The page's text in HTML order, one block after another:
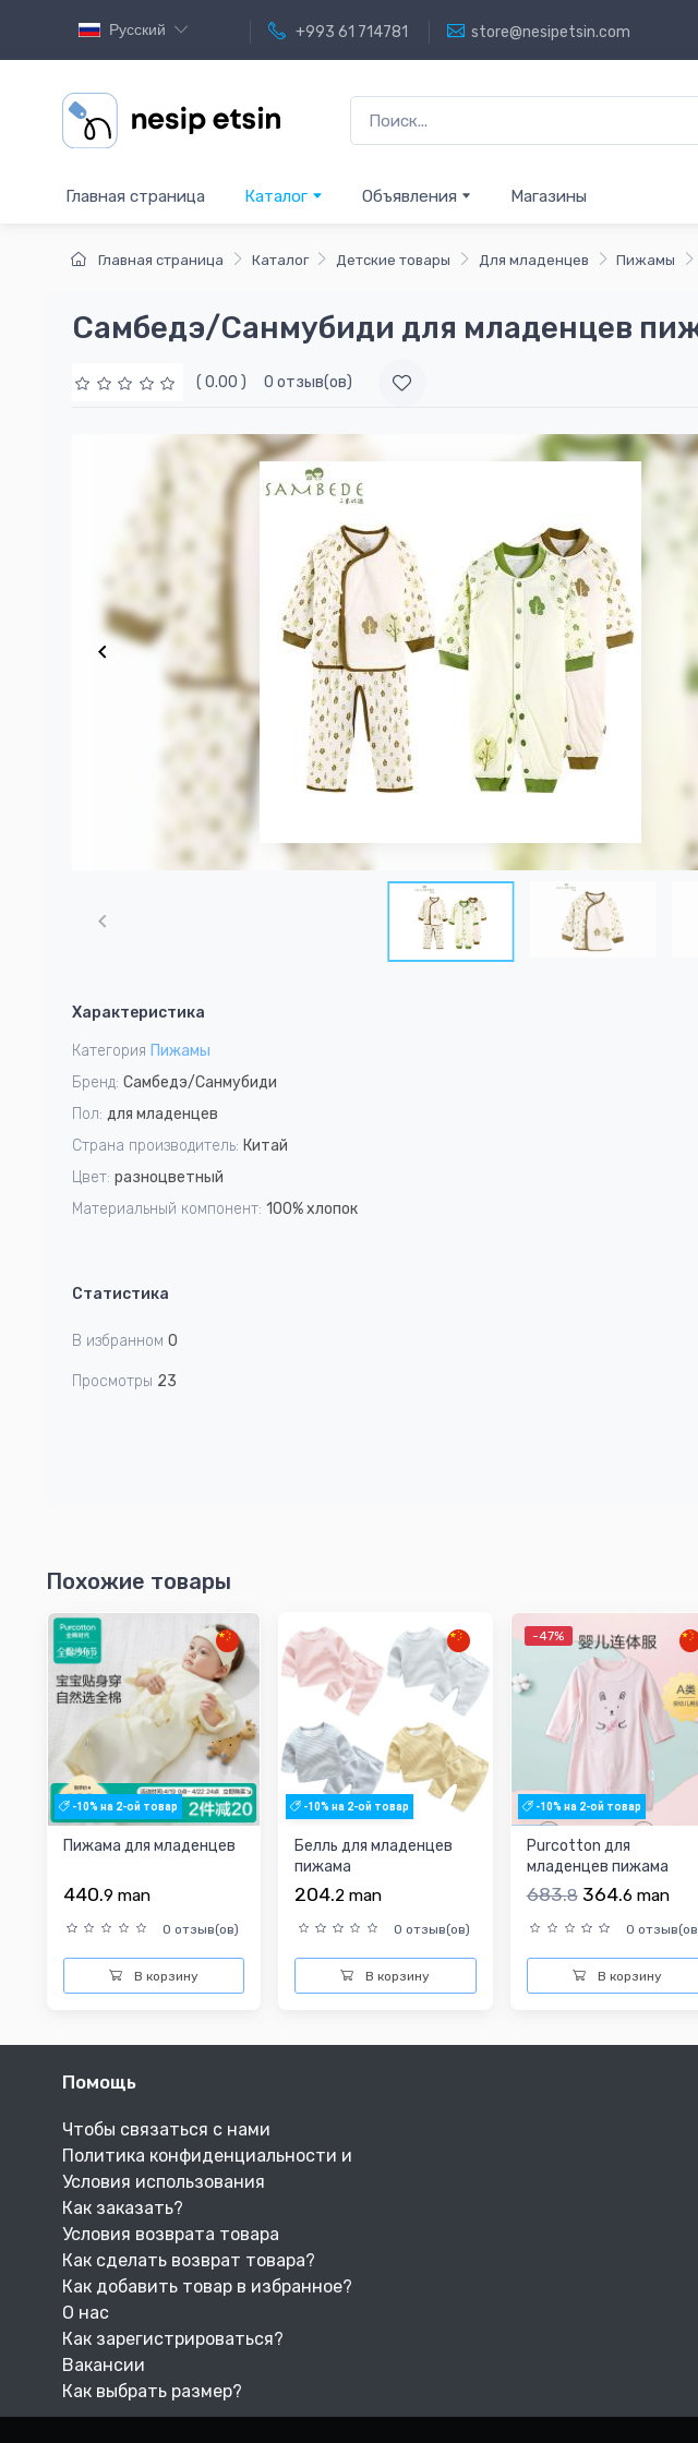
Русский +993 61 714781 store@nesipetsin.com
Главная страница Каталог Объявления Магазины
Главная страница Каталог Детские товары Для младенцев Пижамы
Самбедэ/Санмубиди для младенцев
( 0.00 ) 0 отзыв(ов)
4
Характеристика
Категория Пижамы
Бренд: Самбедэ/Санмубиди
Пол: для младенцев
Страна производитель: Китай
Цвет: разноцветный
Материальный компонент: 100% хлопок
Статистика
В избранном 0
Просмотры 23
Похожие товары
-10% на 2-ой товар
Пижама для младенцев
440.9 man
0 отзыв(ов)
В корзину
-10% на 2-ой товар
Белль для младенцев
пижама
204.2 man
0 отзыв(ов)
В корзину
-47%
-10% на 2-ой товар
Purcotton для
младенцев пижама
683.8 364.6 man
0
В корзину
Помощь
Чтобы связаться с нами
Политика конфиденциальности и
Условия использования
Как заказать?
Условия возврата товара
Как сделать возврат товара?
Как добавить товар в избранное?
О нас
Как зарегистрироваться?
Вакансии
Как выбрать размер?